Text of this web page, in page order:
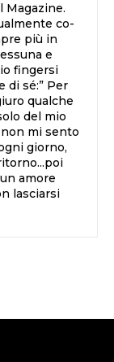
Magazine.
co-
più in
e
fingersi
di sé:” Per
qualche
del mio
mi sento
giorno,
amore
lasciarsi